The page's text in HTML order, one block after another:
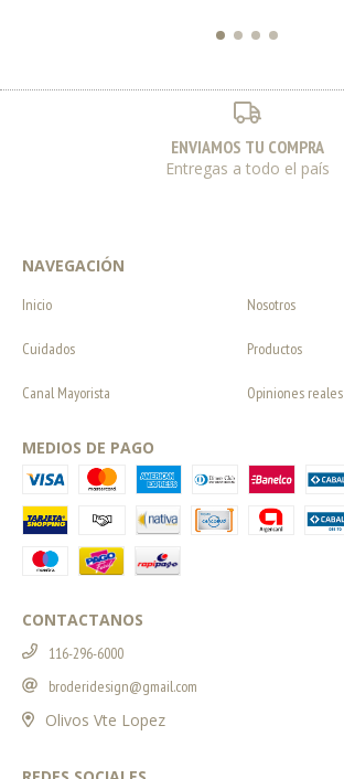
ENVIAMOS TU COMPRA
Entregas a todo el país
NAVEGACIÓN
Inicio Nosotros
Cuidados Productos
Canal Mayorista Opiniones reales
MEDIOS DE PAGO
CONTACTANOS
116-296-6000
broderidesign@gmail.com
Olivos Vte Lopez